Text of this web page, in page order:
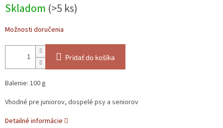
cena:
Skladom (>5 ks)
Možnosti doručenia
Pridať do košíka
Balenie: 100 g
Vhodné pre juniorov, dospelé psy a seniorov
Detailné informácie